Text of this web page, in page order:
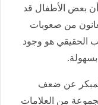
بعض الأطفال قد
من صعوبات
الحقيقي هو وجود
عن ضعف
من العلامات